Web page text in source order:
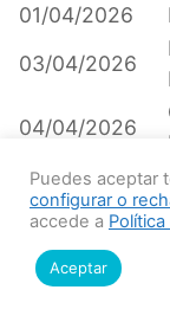
01/04/2026
03/04/2026
04/04/2026
04/04/2026
06/04/2026
06/04/2026
Puedes aceptar
configurar o
accede a
Aceptar